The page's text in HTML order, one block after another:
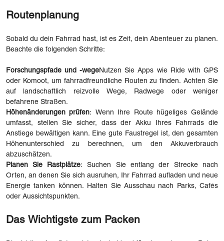
Routenplanung
Sobald du dein Fahrrad hast, ist es Zeit, dein Abenteuer zu planen.
Beachte die folgenden Schritte:
Forschungspfade und -wegeNutzen Sie Apps wie Ride with GPS
oder Komoot, um fahrradfreundliche Routen zu finden. Achten Sie
auf landschaftlich reizvolle Wege, Radwege oder weniger
befahrene Straßen.
Höhenänderungen prüfen: Wenn Ihre Route hügeliges Gelände
umfasst, stellen Sie sicher, dass der Akku Ihres Fahrrads die
Anstiege bewältigen kann. Eine gute Faustregel ist, den gesamten
Höhenunterschied zu berechnen, um den Akkuverbrauch
abzuschätzen.
Planen Sie Rastplätze: Suchen Sie entlang der Strecke nach
Orten, an denen Sie sich ausruhen, Ihr Fahrrad aufladen und neue
Energie tanken können. Halten Sie Ausschau nach Parks, Cafés
oder Aussichtspunkten.
Das Wichtigste zum Packen